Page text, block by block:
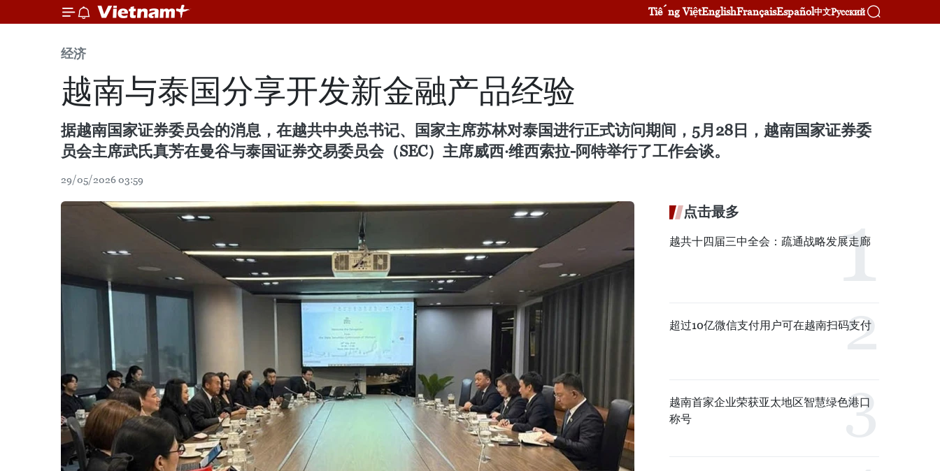
Tiếng ViệtEnglishFrançaisEspañol中文Русский
经济
越南与泰国分享开发新金融产品经验
据越南国家证券委员会的消息，在越共中央总书记、国家主席苏林对泰国进行正式访问期间，5月28日，越南国家证券委
员会主席武氏真芳在曼谷与泰国证券交易委员会（SEC）主席威西·维西索拉-阿特举行了工作会谈。
29/05/2026 03:59
点击最多
越共十四届三中全会：疏通战略发展走廊
超过10亿微信支付用户可在越南扫码支付
越南首家企业荣获亚太地区智慧绿色港口
称号